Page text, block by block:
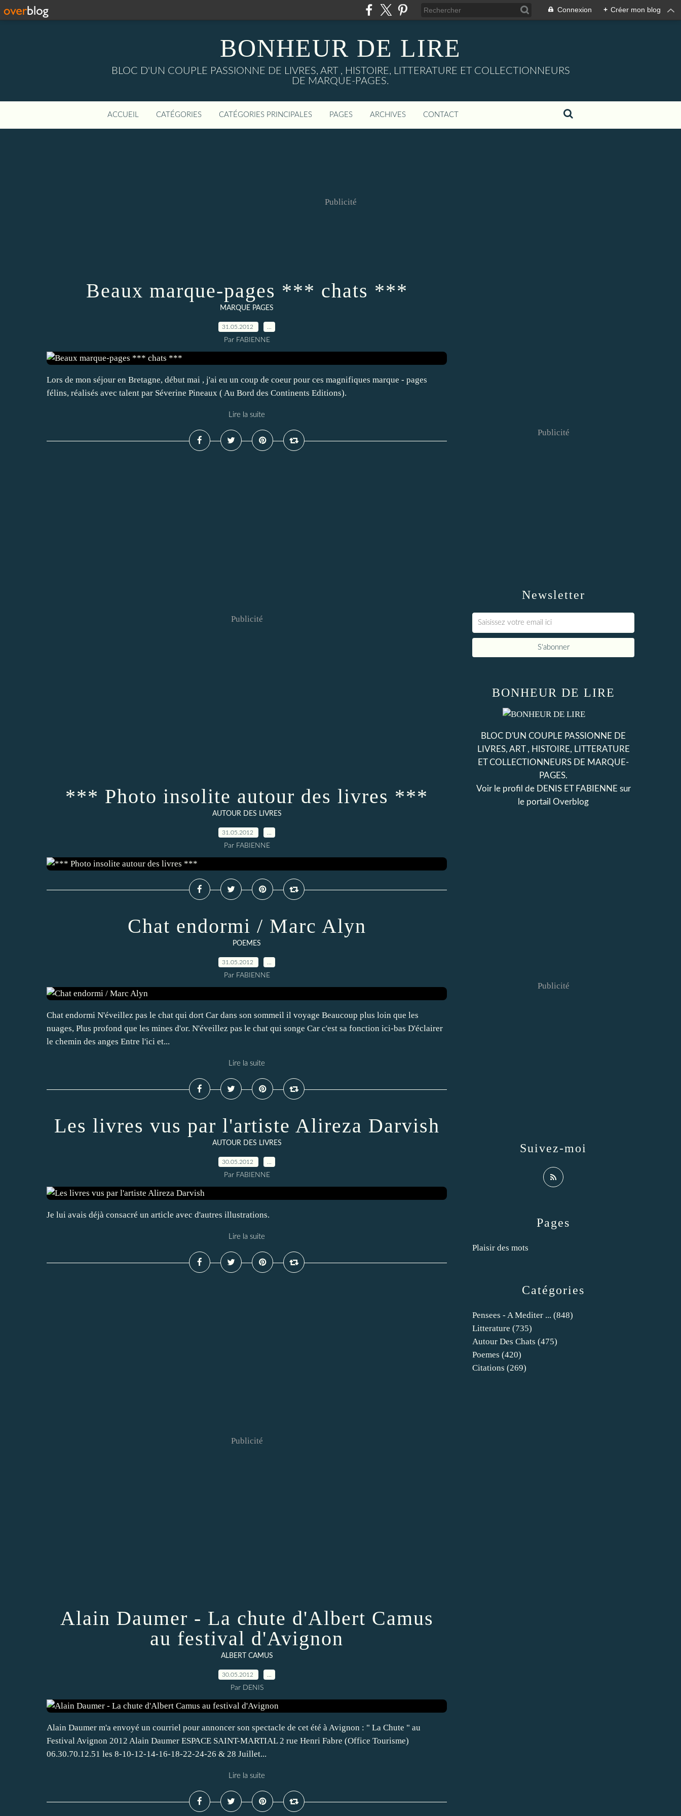
Connexion + Créer mon blog
BONHEUR DE LIRE
BLOC D'UN COUPLE PASSIONNE DE LIVRES, ART , HISTOIRE, LITTERATURE ET COLLECTIONNEURS
DE MARQUE-PAGES.
ACCUEIL CATÉGORIES CATÉGORIES PRINCIPALES PAGES ARCHIVES CONTACT
Publicité
Beaux marque-pages *** chats ***
MARQUE PAGES
31.05.2012
Par FABIENNE
Lors de mon séjour en Bretagne, début mai , j'ai eu un coup de coeur pour ces magnifiques marque - pages
félins, réalisés avec talent par Séverine Pineaux ( Au Bord des Continents Editions).
Lire la suite
Publicité
*** Photo insolite autour des livres ***
AUTOUR DES LIVRES
31.05.2012
Par FABIENNE
Chat endormi / Marc Alyn
POEMES
31.05.2012
Par FABIENNE
Chat endormi N'éveillez pas le chat qui dort Car dans son sommeil il voyage Beaucoup plus loin que les
nuages, Plus profond que les mines d'or. N'éveillez pas le chat qui songe Car c'est sa fonction ici-bas D'éclairer
le chemin des anges Entre l'ici et...
Lire la suite
Les livres vus par l'artiste Alireza Darvish
AUTOUR DES LIVRES
30.05.2012
Par FABIENNE
Je lui avais déjà consacré un article avec d'autres illustrations.
Lire la suite
Publicité
Alain Daumer - La chute d'Albert Camus
au festival d'Avignon
ALBERT CAMUS
30.05.2012
Par DENIS
Alain Daumer m'a envoyé un courriel pour annoncer son spectacle de cet été à Avignon : " La Chute " au
Festival Avignon 2012 Alain Daumer ESPACE SAINT-MARTIAL 2 rue Henri Fabre (Office Tourisme)
06.30.70.12.51 les 8-10-12-14-16-18-22-24-26 & 28 Juillet...
Lire la suite
Newsletter
Publicité
Catégories
Pensees - A Mediter ... (848)
Litterature (735)
Autour Des Chats (475)
Poemes (420)
Citations (269)
Pages
Plaisir des mots
BONHEUR DE LIRE
BLOC D'UN COUPLE PASSIONNE DE
LIVRES, ART , HISTOIRE, LITTERATURE
ET COLLECTIONNEURS DE MARQUE-
PAGES.
Voir le profil de DENIS ET FABIENNE sur
le portail Overblog
Suivez-moi
Publicité